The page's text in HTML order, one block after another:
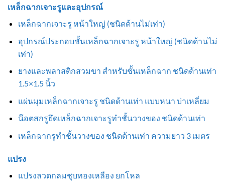
เหล็กฉากเจาะรูและอุปกรณ์
เหล็กฉากเจาะรู หน้าใหญ่ (ชนิดด้านไม่เท่า)
อุปกรณ์ประกอบชั้นเหล็กฉากเจาะรู หน้าใหญ่ (ชนิดด้านไม่
เท่า)
ยางและพลาสติกสวมขา สำหรับชั้นเหล็กฉาก ชนิดด้านเท่า
1.5×1.5 นิ้ว
แผ่นมุมเหล็กฉากเจาะรู ชนิดด้านเท่า แบบหนา บ่าเหลี่ยม
น๊อตสกรูยึดเหล็กฉากเจาะรูทำชั้นวางของ ชนิดด้านเท่า
เหล็กฉากรูทำชั้นวางของ ชนิดด้านเท่า ความยาว 3 เมตร
แปรง
แปรงลวดกลมชุบทองเหลือง ยกโหล